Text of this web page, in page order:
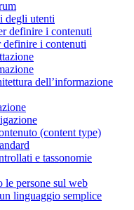
degli utenti
definire i contenuti
definire i contenuti
dell’informazione
(content type)
e tassonomie
le persone sul web
linguaggio semplice